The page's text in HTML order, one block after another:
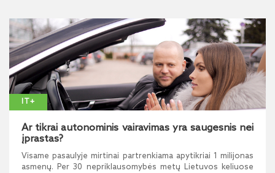
IT+
Ar tikrai autonominis vairavimas yra saugesnis nei
įprastas?
Visame pasaulyje mirtinai partrenkiama apytikriai 1 milijonas
asmenų. Per 30 nepriklausomybės metų Lietuvos keliuose